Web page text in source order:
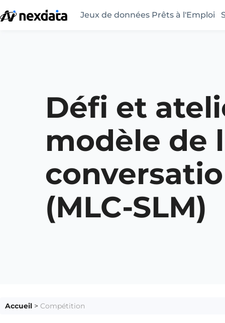
Jeux de données Prêts à l'Emploi
Défi et
modèle de
(MLC-SLM)
Accueil > Compétition